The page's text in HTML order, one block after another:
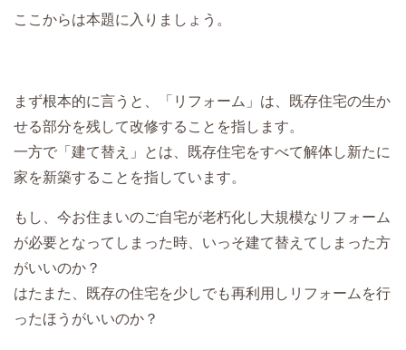
ここからは本題に入りましょう。
まず根本的に言うと、「リフォーム」は、既存住宅の生か
せる部分を残して改修することを指します。
一方で「建て替え」とは、既存住宅をすべて解体し新たに
家を新築することを指しています。
もし、今お住まいのご自宅が老朽化し大規模なリフォーム
が必要となってしまった時、いっそ建て替えてしまった方
がいいのか？
はたまた、既存の住宅を少しでも再利用しリフォームを行
ったほうがいいのか？